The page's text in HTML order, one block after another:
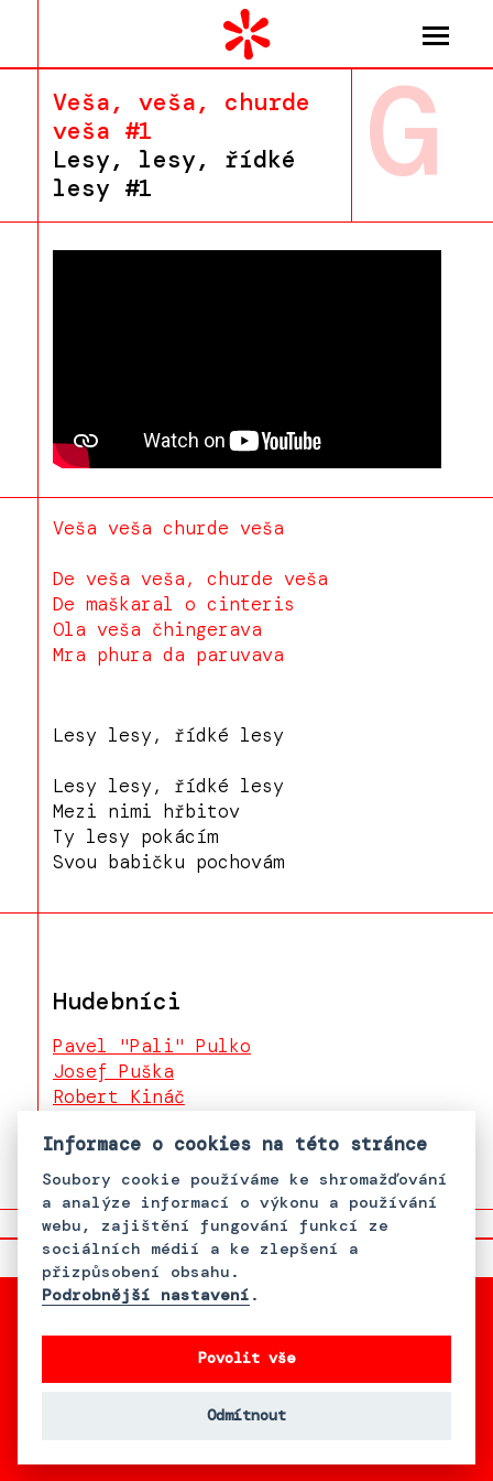
Veša, veša, churde
veša #1
Lesy, lesy, řídké
lesy #1
G
Veša veša churde veša
De veša veša, churde veša
De maškaral o cinteris
Ola veša čhingerava
Mra phura da paruvava
Lesy lesy, řídké lesy
Lesy lesy, řídké lesy
Mezi nimi hřbitov
Ty lesy pokácím
Svou babičku pochovám
Hudebníci
Pavel "Pali" Pulko
Josef Puška
Robert Kináč
Informace o cookies na této stránce
Soubory cookie používáme ke shromažďování
a analýze informací o výkonu a používání
webu, zajištění fungování funkcí ze
sociálních médií a ke zlepšení a
přizpůsobení obsahu.
Podrobnější nastavení .
Povolit vše
Odmítnout